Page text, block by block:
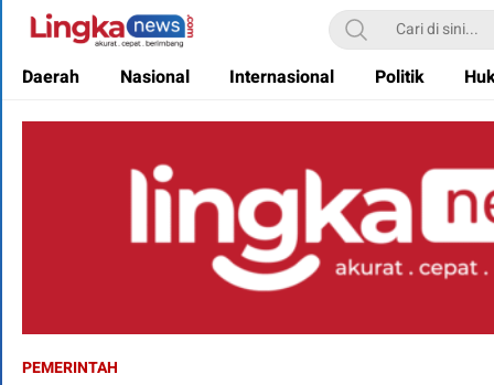
Lingkanews
Akurat. Cepat & Berimbang
Daerah Nasional Internasional Politik
PEMERINTAH